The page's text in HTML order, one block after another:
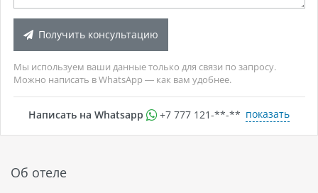
Получить консультацию
Мы используем ваши данные только для связи по запросу.
Можно написать в WhatsApp — как вам удобнее.
Написать на Whatsapp +7 777 121-**-** показать
Об отеле